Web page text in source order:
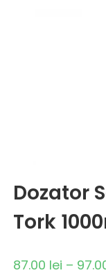
Dozator
Tork
87.00 lei –